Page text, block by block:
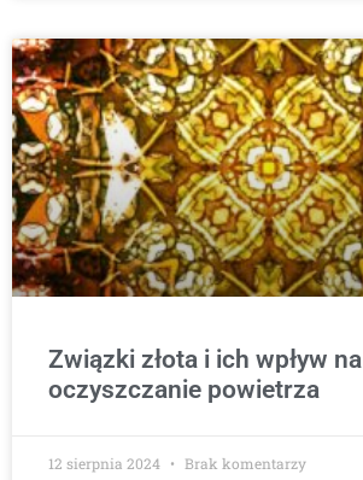
Związki złota i ich wpływ na
oczyszczanie powietrza
12 sierpnia 2024 Brak komentarzy